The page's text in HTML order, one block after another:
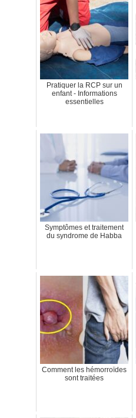
Pratiquer la RCP sur un
enfant - Informations
essentielles
Symptômes et traitement
du syndrome de Habba
Comment les hémorroïdes
sont traitées